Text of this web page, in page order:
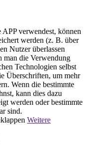
APP verwendest, können
werden (z. B. über
Nutzer überlassen
man die Verwendung
Technologien selbst
Überschriften, um mehr
Wenn die bestimmte
kann dies dazu
werden oder bestimmte
sind.
Weitere